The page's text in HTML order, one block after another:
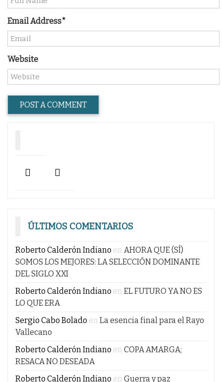
Email Address*
Website
ÚLTIMOS COMENTARIOS
Roberto Calderón Indiano en AHORA QUE (SÍ)
SOMOS LOS MEJORES: LA SELECCIÓN DOMINANTE
DEL SIGLO XXI
Roberto Calderón Indiano en EL FUTURO YA NO ES
LO QUE ERA
Sergio Cabo Bolado en La esencia final para el Rayo
Vallecano
Roberto Calderón Indiano en COPA AMARGA;
RESACA NO DESEADA
Roberto Calderón Indiano en Guerra y paz